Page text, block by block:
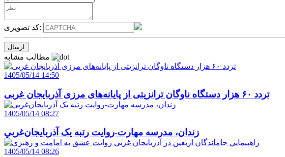
کد تصویری:
1405/05/14 14:50
تردد ۶۰ هزار دستگاه ناوگان ترانزیتی از پایانه‌های مرزی آذربایجان ‌غربی
1405/05/14 08:27
زندان، مدرسه مهارت-روايت رتبه يک آذربايجان‌غربي
1405/05/14 08:26